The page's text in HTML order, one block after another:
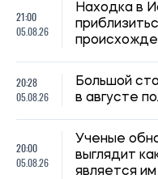
21:00
05.08.26
Находка в
20:28
05.08.26
Большой
в августе
20:00
05.08.26
Ученые
выглядит
является им